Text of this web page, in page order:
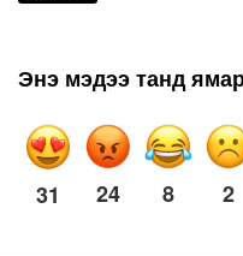
Энэ мэдээ танд
31 24 8 2